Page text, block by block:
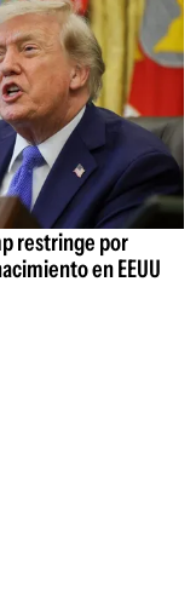
restringe por
en EEUU